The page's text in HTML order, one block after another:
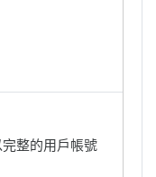
整的用戶帳號